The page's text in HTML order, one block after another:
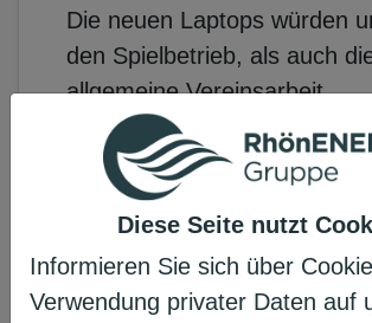
Diese Seite nutzt
Informieren Sie sich über
Verwendung privater Daten auf
Die neuen Laptops würden
den Spielbetrieb, als auch
allgemeine Vereinsarbeit
(Organisation, Verwaltung
Auswertung) zukunftsfähig